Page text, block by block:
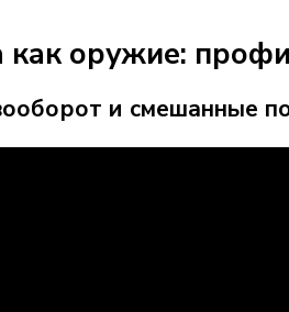
как оружие:
и смешанные